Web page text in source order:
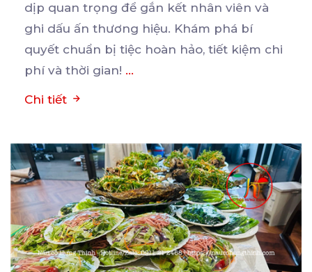
dịp quan trọng để gắn kết nhân viên và
ghi dấu ấn thương hiệu. Khám phá bí
quyết chuẩn bị tiệc hoàn hảo, tiết kiệm chi
phí và thời gian! ...
Chi tiết